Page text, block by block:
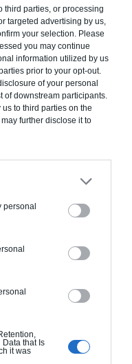
third parties, or processing
targeted advertising by us,
your selection. Please
you may continue
information utilized by us
prior to your opt-out.
of your personal
of downstream participants.
to third parties on the
may further disclose it to
personal
that Is
it was
piscine, jardin et
TTC
et normes
coffrant isolant
Le prix "clé
et le second